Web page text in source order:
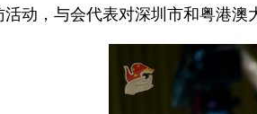
动，与会代表对深圳市和粤港澳